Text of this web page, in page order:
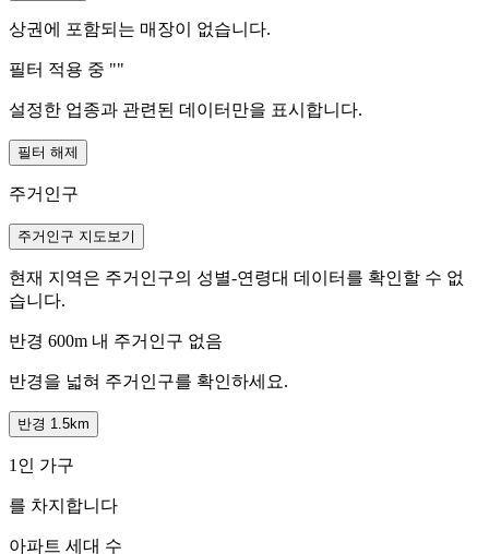
상권에 포함되는 매장이 없습니다.
필터 적용 중 ""
설정한 업종과 관련된 데이터만을 표시합니다.
필터 해제
주거인구
주거인구 지도보기
현재 지역은 주거인구의 성별-연령대 데이터를 확인할 수 없
습니다.
반경 600m 내 주거인구 없음
반경을 넓혀 주거인구를 확인하세요.
반경 1.5km
1인 가구
를 차지합니다
아파트 세대 수